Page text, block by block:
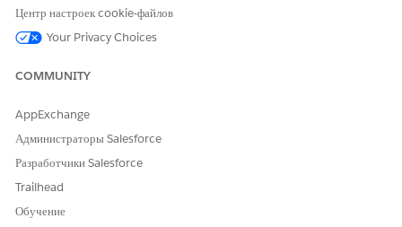
Да
Центр настроек cookie-файлов
Your Privacy Choices
COMMUNITY
AppExchange
Администраторы Salesforce
Разработчики Salesforce
Trailhead
Обучение